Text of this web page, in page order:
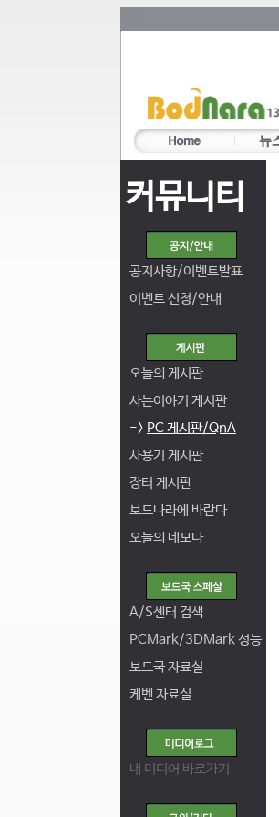
커뮤니티
공지사항/이벤트발표
이벤트 신청/안내
오늘의 게시판
사는이야기 게시판
-> PC 게시판/QnA
사용기 게시판
장터 게시판
보드나라에 바란다
오늘의 네모다
A/S센터 검색
PCMark/3DMark 성능
보드국 자료실
케벤 자료실
내 미디어 바로가기